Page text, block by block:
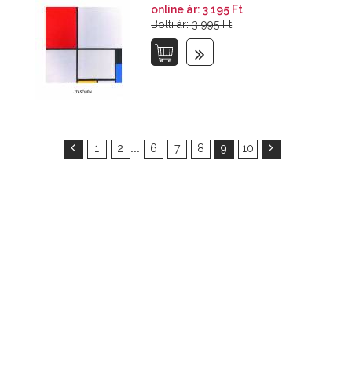
online ár:3 195 Ft
Bolti ár: 3 995 Ft
1 2 ... 6 7 8 9 10